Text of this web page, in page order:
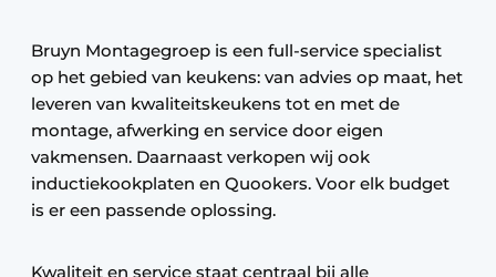
Bruyn Montagegroep is een full-service specialist
op het gebied van keukens: van advies op maat, het
leveren van kwaliteitskeukens tot en met de
montage, afwerking en service door eigen
vakmensen. Daarnaast verkopen wij ook
inductiekookplaten en Quookers. Voor elk budget
is er een passende oplossing.
Kwaliteit en service staat centraal bij alle